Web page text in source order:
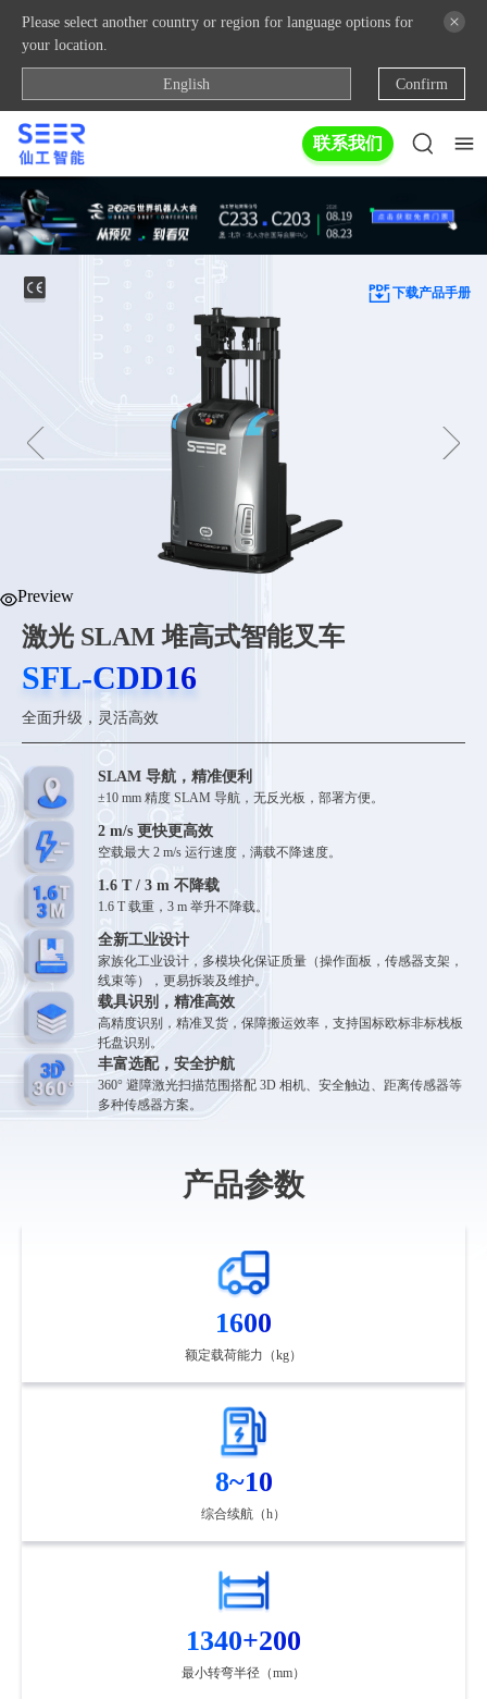
Please select another country or region for language options for
your location.
English Confirm
联系我们
下载产品手册
Preview
激光 SLAM 堆高式智能叉车
SFL-CDD16
SFL-CDD16
全面升级，灵活高效
SLAM 导航，精准便利
±10 mm 精度 SLAM 导航，无反光板，部署方便。
2 m/s 更快更高效
空载最大 2 m/s 运行速度，满载不降速度。
1.6 T / 3 m 不降载
1.6 T 载重，3 m 举升不降载。
全新工业设计
家族化工业设计，多模块化保证质量（操作面板，传感器支架，
线束等），更易拆装及维护。
载具识别，精准高效
高精度识别，精准叉货，保障搬运效率，支持国标欧标非标栈板
托盘识别。
丰富选配，安全护航
360° 避障激光扫描范围搭配 3D 相机、安全触边、距离传感器等
多种传感器方案。
产品参数
1600
额定载荷能力（kg）
8~10
综合续航（h）
1340+200
最小转弯半径（mm）